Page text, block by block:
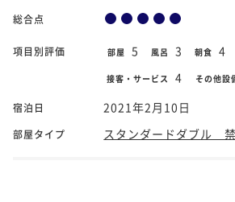
総合点
項目別評価 部屋 5 風呂 3 朝食 4
接客・サービス 4 その他設
宿泊日 2021年2月10日
部屋タイプ スタンダードダブル